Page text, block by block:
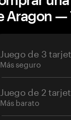
Aragon —
Juego de 3
Más seguro
Juego de 2
Más barato